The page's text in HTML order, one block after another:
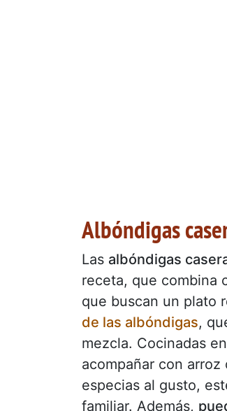
Albóndigas
Las albóndigas
receta, que combina
que buscan un plato
de las albóndigas,
mezcla. Cocinadas
acompañar con
especias al gusto,
familiar. Además,